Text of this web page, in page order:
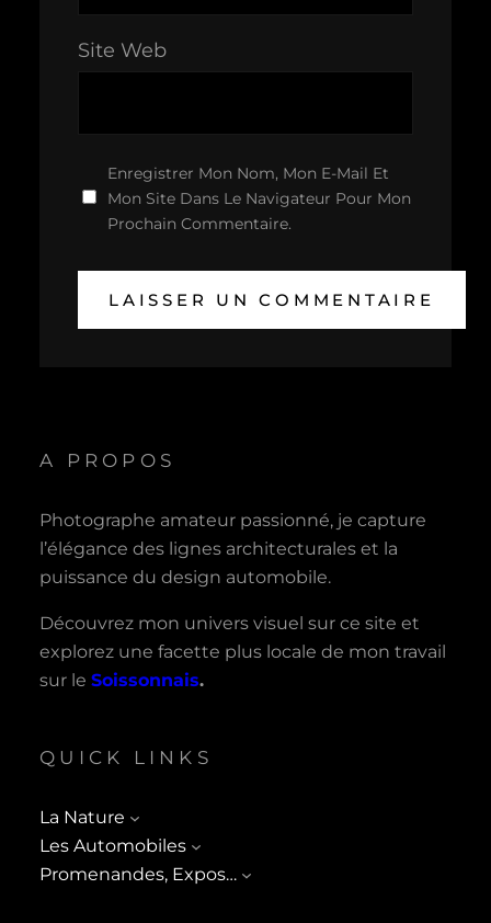
Site Web
Enregistrer Mon Nom, Mon E-Mail Et
Mon Site Dans Le Navigateur Pour Mon
Prochain Commentaire.
A PROPOS
Photographe amateur passionné, je capture
l’élégance des lignes architecturales et la
puissance du design automobile.
Découvrez mon univers visuel sur ce site et
explorez une facette plus locale de mon travail
sur le Soissonnais.
QUICK LINKS
La Nature
Les Automobiles
Promenandes, Expos…